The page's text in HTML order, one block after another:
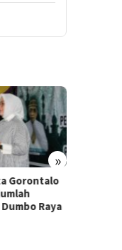
»
Gorontalo
Raya